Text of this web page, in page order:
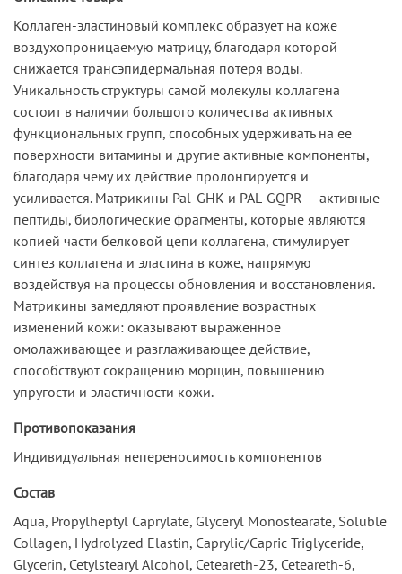
Коллаген-эластиновый комплекс образует на коже
воздухопроницаемую матрицу, благодаря которой
снижается трансэпидермальная потеря воды.
Уникальность структуры самой молекулы коллагена
состоит в наличии большого количества активных
функциональных групп, способных удерживать на ее
поверхности витамины и другие активные компоненты,
благодаря чему их действие пролонгируется и
усиливается. Матрикины Pal-GHK и PAL-GQPR — активные
пептиды, биологические фрагменты, которые являются
копией части белковой цепи коллагена, стимулирует
синтез коллагена и эластина в коже, напрямую
воздействуя на процессы обновления и восстановления.
Матрикины замедляют проявление возрастных
изменений кожи: оказывают выраженное
омолаживающее и разглаживающее действие,
способствуют сокращению морщин, повышению
упругости и эластичности кожи.
Противопоказания
Индивидуальная непереносимость компонентов
Состав
Aqua, Propylheptyl Caprylate, Glyceryl Monostearate, Soluble
Collagen, Hydrolyzed Elastin, Caprylic/Capric Triglyceride,
Glycerin, Cetylstearyl Alcohol, Ceteareth-23, Ceteareth-6,